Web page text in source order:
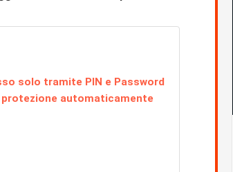
solo tramite PIN e Password
automaticamente